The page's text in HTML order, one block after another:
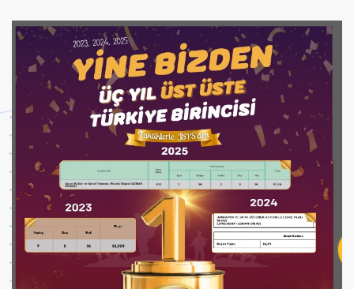
Hayallerinin Peşinden Git!